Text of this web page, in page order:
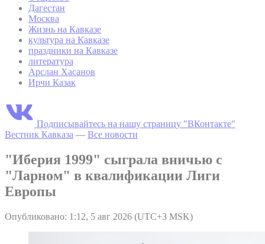
Дагестан
Москва
Жизнь на Кавказе
культура на Кавказе
праздники на Кавказе
литература
Арслан Хасанов
Ирчи Казак
Подписывайтесь на нашу страницу "ВКонтакте"
Вестник Кавказа — Все новости
"Иберия 1999" сыграла вничью с
"Ларном" в квалификации Лиги
Европы
Опубликовано: 1:12, 5 авг 2026 (UTC+3 MSK)